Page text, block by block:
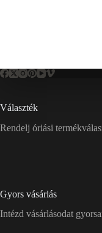
Választék
Rendelj óriási
Gyors vásárlás
Intézd vásárlásodat